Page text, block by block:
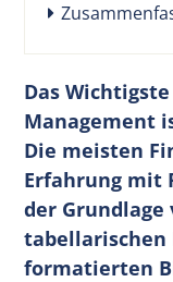
Das
Management
Die meisten
Erfahrung mit
der Grundlage
tabellarischen
formatierten